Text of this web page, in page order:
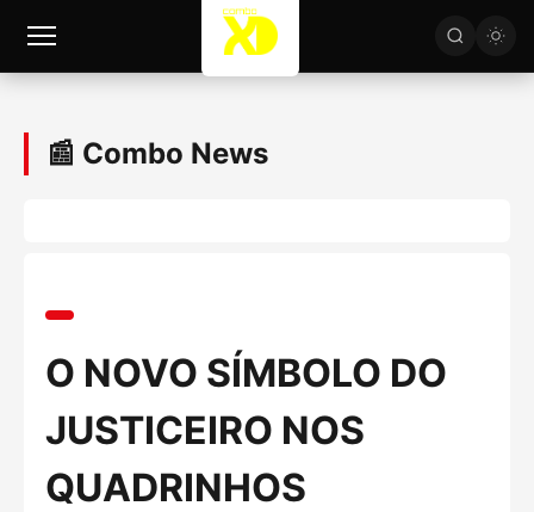
📰 Combo News
O NOVO SÍMBOLO DO
JUSTICEIRO NOS
QUADRINHOS